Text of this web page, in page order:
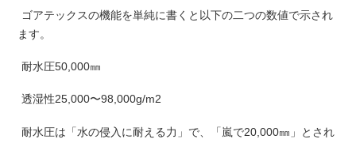
ゴアテックスの機能を単純に書くと以下の二つの数値で示され
ます。
耐水圧50,000㎜
透湿性25,000〜98,000g/m2
耐水圧は「水の侵入に耐える力」で、「嵐で20,000㎜」とされ